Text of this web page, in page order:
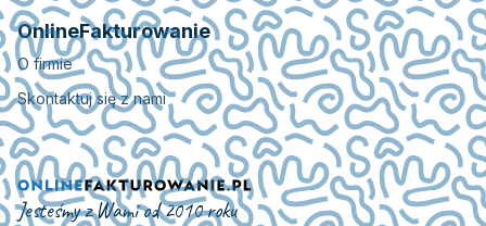
OnlineFakturowanie
O firmie
Skontaktuj się z nami
Jesteśmy z Wami od 2010 roku